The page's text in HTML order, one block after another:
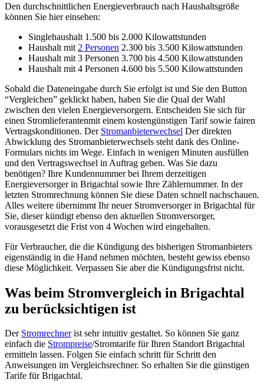
Den durchschnittlichen Energieverbrauch nach Haushaltsgröße
können Sie hier einsehen:
Singlehaushalt 1.500 bis 2.000 Kilowattstunden
Haushalt mit 2 Personen 2.300 bis 3.500 Kilowattstunden
Haushalt mit 3 Personen 3.700 bis 4.500 Kilowattstunden
Haushalt mit 4 Personen 4.600 bis 5.500 Kilowattstunden
Sobald die Dateneingabe durch Sie erfolgt ist und Sie den Button
“Vergleichen” geklickt haben, haben Sie die Qual der Wahl
zwischen den vielen Energieversorgern. Entscheiden Sie sich für
einen Stromlieferantenmit einem kostengünstigen Tarif sowie fairen
Vertragskonditionen. Der Stromanbieterwechsel Der direkten
Abwicklung des Stromanbieterwechsels steht dank des Online-
Formulars nichts im Wege. Einfach in wenigen Minuten ausfüllen
und den Vertragswechsel in Auftrag geben. Was Sie dazu
benötigen? Ihre Kundennummer bei Ihrem derzeitigen
Energieversorger in Brigachtal sowie Ihre Zählernummer. In der
letzten Stromrechnung können Sie diese Daten schnell nachschauen.
Alles weitere übernimmt Ihr neuer Stromversorger in Brigachtal für
Sie, dieser kündigt ebenso den aktuellen Stromversorger,
vorausgesetzt die Frist von 4 Wochen wird eingehalten.
Für Verbraucher, die die Kündigung des bisherigen Stromanbieters
eigenständig in die Hand nehmen möchten, besteht gewiss ebenso
diese Möglichkeit. Verpassen Sie aber die Kündigungsfrist nicht.
Was beim Stromvergleich in Brigachtal
zu berücksichtigen ist
Der Stromrechnerist sehr intuitiv gestaltet. So können Sie ganz
einfach die Strompreise/Stromtarife für Ihren Standort Brigachtal
ermitteln lassen. Folgen Sie einfach schritt für Schritt den
Anweisungen im Vergleichsrechner. So erhalten Sie die günstigen
Tarife für Brigachtal.